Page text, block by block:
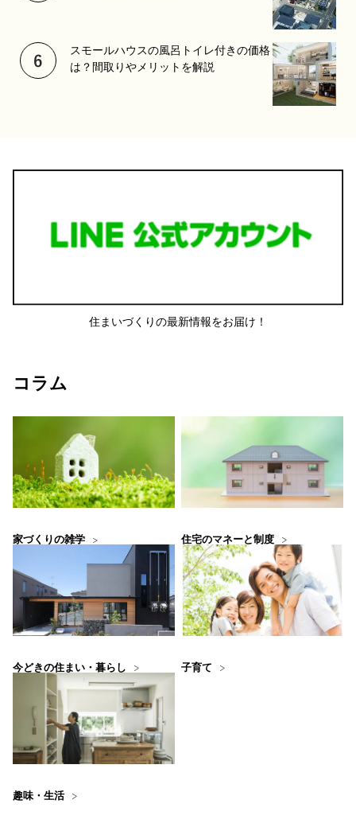
スモールハウスの風呂トイレ付きの価格
は？間取りやメリットを解説
住まいづくりの最新情報をお届け！
コラム
家づくりの雑学 住宅のマネーと制度
今どきの住まい・暮らし 子育て
趣味・生活